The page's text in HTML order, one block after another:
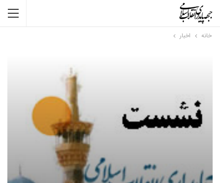
خانه اخبار